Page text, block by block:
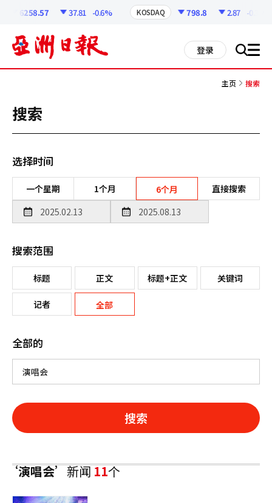
6258.57 37.81 -0.6% KOSDAQ 798.8 2.87 -0.36%
登录 搜 all
主页 搜索
搜索
选择时间
一个星期 1个月 6个月 直接搜索
搜索范围
标题 正文 标题+正文 关键词
记者 全部
全部的
搜索
‘演唱会’新闻11个